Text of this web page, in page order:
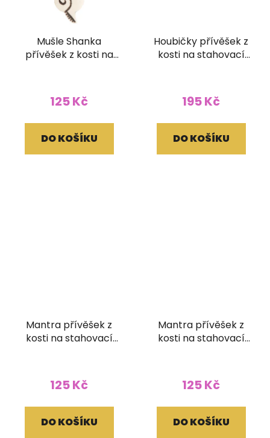
Mušle Shanka
přívěšek z kosti na
125 Kč
DO KOŠÍKU
Houbičky přívěšek z
kosti na stahovací
195 Kč
DO KOŠÍKU
Mantra přívěšek z
kosti na stahovací
125 Kč
DO KOŠÍKU
Mantra přívěšek z
kosti na stahovací
125 Kč
DO KOŠÍKU